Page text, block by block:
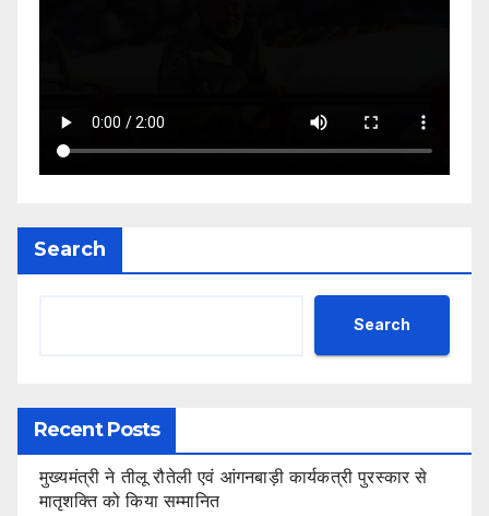
Search
Search
Recent Posts
मुख्यमंत्री ने तीलू रौतेली एवं आंगनबाड़ी कार्यकत्री पुरस्कार से
मातृशक्ति को किया सम्मानित